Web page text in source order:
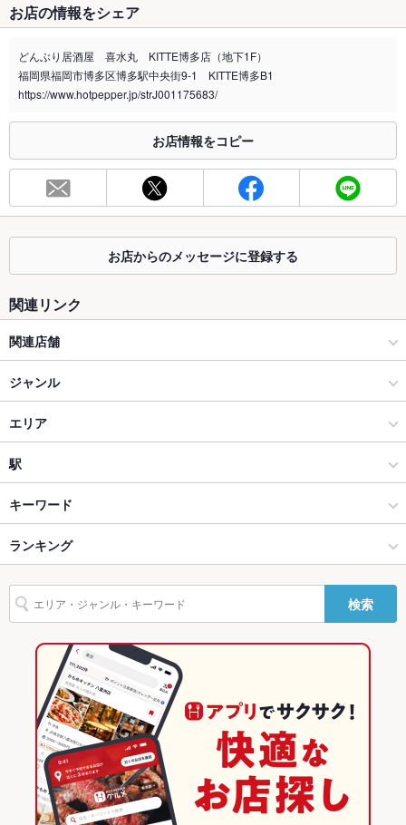
禁煙・喫煙
全席禁煙
喫煙専用室 なし
合わせください。
お席
容人数
個室 なし
座敷
掘りごたつ
カウンター
ソファー
テラス席
貸切
Wi-Fi あり
バリアフリ
あり ：車いすで入店可/車いすでトイレ利用可
駐車場 なし
英語メニュ
あり
その他設備 －
その他
飲み放題 あり
お店の情報をシェア
どんぶり居酒屋 喜水丸 KITTE博多店（地下1F）
福岡県福岡市博多区博多駅中央街9-1 KITTE博多B1
https://www.hotpepper.jp/strJ001175683/
お店情報をコピー
お店からのメッセージに登録する
関連リンク
関連店舗
日本料理 喜水亭 三越店
博多の大衆料理 喜水丸 KITTE博多店（9F）
博多の名物料理 喜水丸 天神店
博多海鮮食堂 魚吉 ソラリアステージ店
ジャンル
居酒屋
和風
博多 × 居酒屋
博多 × 和風
博多駅 × 居酒屋
博多駅 × 和風
エリア
博多駅（博多口）
博多駅（博多口） × 居酒屋
博多駅（博多口） × 和風
福岡
福岡 × 居酒屋
福岡 × 和風
駅
博多駅
キーワード
からあげ
ランキング
福岡のグルメランキング
福岡の居酒屋ランキング
博多のグルメランキング
博多の居酒屋ランキング
博多駅（博多口）のグルメランキング
博多駅（博多口）の居酒屋ランキング
検索